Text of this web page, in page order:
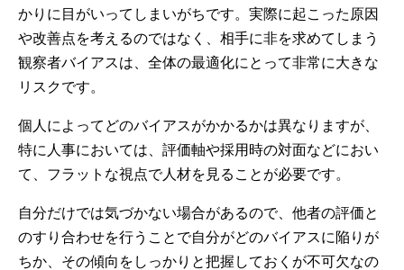
かりに目がいってしまいがちです。実際に起こった原因
や改善点を考えるのではなく、相手に非を求めてしまう
観察者バイアスは、全体の最適化にとって非常に大きな
リスクです。
個人によってどのバイアスがかかるかは異なりますが、
特に人事においては、評価軸や採用時の対面などにおい
て、フラットな視点で人材を見ることが必要です。
自分だけでは気づかない場合があるので、他者の評価と
のすり合わせを行うことで自分がどのバイアスに陥りが
ちか、その傾向をしっかりと把握しておくが不可欠なの